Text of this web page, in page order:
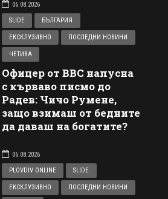
06.08.2026
SLIDE
БЪЛГАРИЯ
ЕКСКЛУЗИВНО ПОСЛЕДНИ НОВИНИ
ЧЕТИВА
Офицер от ВВС напусна
с кърваво писмо до
Радев: Чичо Румене,
защо взимаш от бедните
да даваш на богатите?
06.08.2026
PLOVDIV ONLINE
SLIDE
ЕКСКЛУЗИВНО ПОСЛЕДНИ НОВИНИ